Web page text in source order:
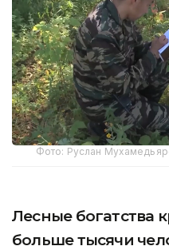
Фото: Руслан
Лесные богатства
больше тысячи